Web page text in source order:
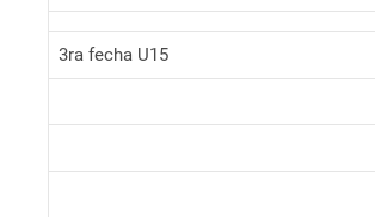
3ra fecha U15